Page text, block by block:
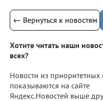
← Вернуться к новостям
Хотите читать наши
всех?
Новости из приоритетных
показываются на сайте
Яндекс.Новостей выше